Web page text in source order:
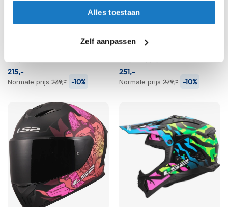
Alles toestaan
Zelf aanpassen
x
e
l
m
F
a
s
h
e
Normale prijs 239,- -10%
215,-
Normale prijs 279,- -10%
251,-